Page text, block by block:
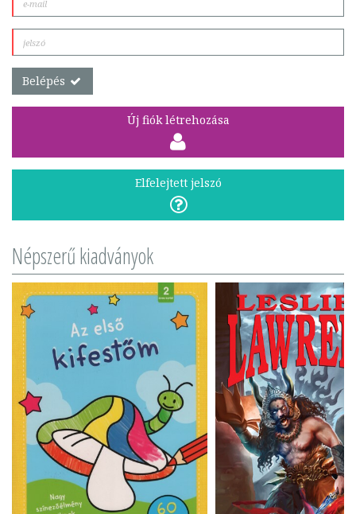
Belépés
Új fiók létrehozása
Elfelejtett jelszó
Népszerű kiadványok